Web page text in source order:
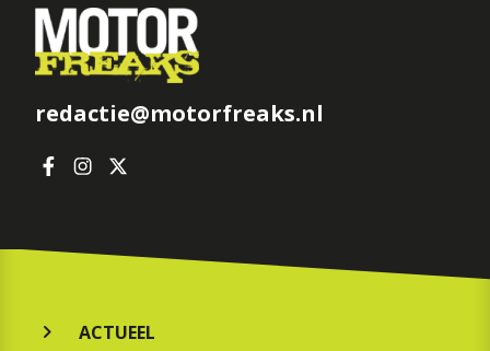
redactie@motorfreaks.nl
ACTUEEL